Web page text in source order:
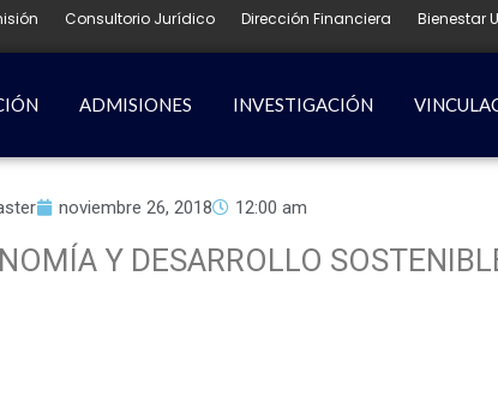
Consultorio Jurídico Dirección Financiera Bienestar
ADMISIONES INVESTIGACIÓN
noviembre 26, 2018 12:00 am
Y DESARROLLO